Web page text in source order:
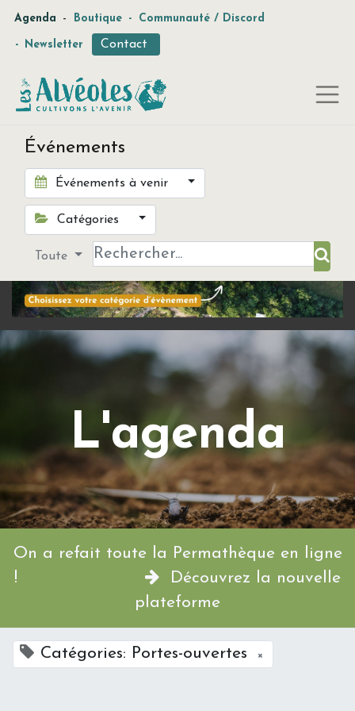
Agenda - Boutique - Communauté / Discord
- Newsletter Contact
Événements
Événements à venir
Catégories
Toute
L'agenda
On a refait toute la Permathèque en ligne
!
Découvrez la nouvelle
plateforme
Catégories: Portes-ouvertes ×